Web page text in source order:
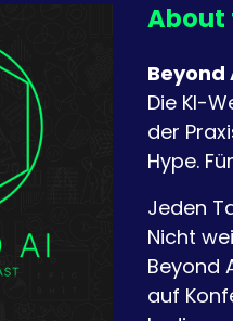
About
Beyond
Die KI-
der
Hype.
Jeden
Nicht
Beyond
auf